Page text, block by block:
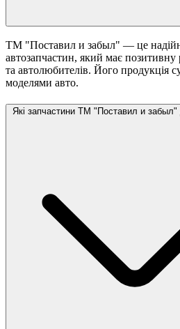
ТМ "Поставил и забыл" — це
автозапчастин, який має позитивну
та автолюбителів. Його продукція
моделями авто.
Які запчастини ТМ "Поставил и забыл"